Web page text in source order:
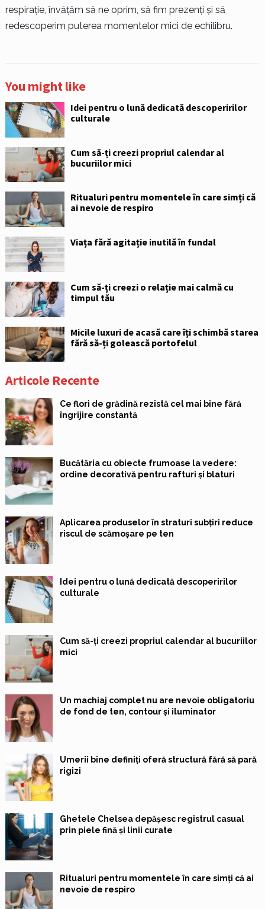
respirație, învățăm să ne oprim, să fim prezenți și să
redescoperim puterea momentelor mici de echilibru.
You might like
Idei pentru o lună dedicată descoperirilor
culturale
Cum să-ți creezi propriul calendar al
bucuriilor mici
Ritualuri pentru momentele în care simți că
ai nevoie de respiro
Viața fără agitație inutilă în fundal
Cum să-ți creezi o relație mai calmă cu
timpul tău
Micile luxuri de acasă care îți schimbă starea
fără să-ți golească portofelul
Articole Recente
Ce flori de grădină rezistă cel mai bine fără
îngrijire constantă
Bucătăria cu obiecte frumoase la vedere:
ordine decorativă pentru rafturi și blaturi
Aplicarea produselor în straturi subțiri reduce
riscul de scămoșare pe ten
Idei pentru o lună dedicată descoperirilor
culturale
Cum să-ți creezi propriul calendar al bucuriilor
mici
Un machiaj complet nu are nevoie obligatoriu
de fond de ten, contour și iluminator
Umerii bine definiți oferă structură fără să pară
rigizi
Ghetele Chelsea depășesc registrul casual
prin piele fină și linii curate
Ritualuri pentru momentele în care simți că ai
nevoie de respiro